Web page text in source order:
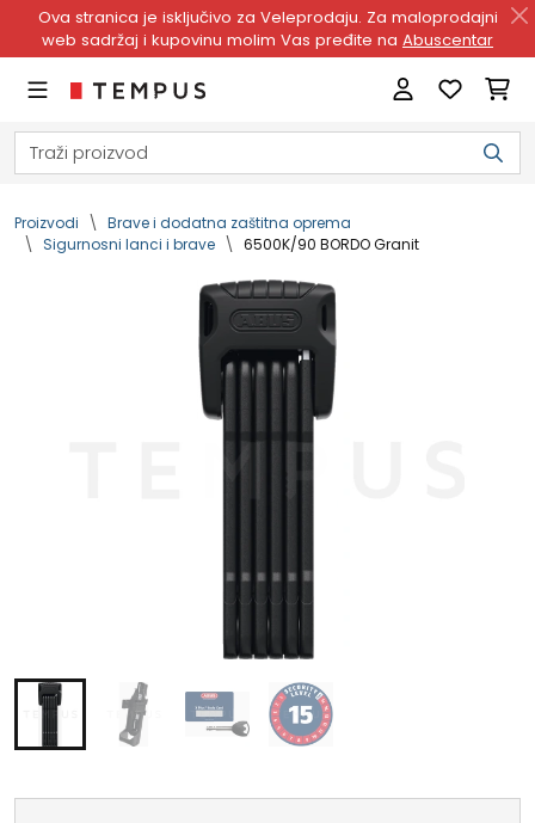
Ova stranica je isključivo za Veleprodaju. Za maloprodajni
web sadržaj i kupovinu molim Vas pređite na Abuscentar
Proizvodi
Brave i dodatna zaštitna oprema
Sigurnosni lanci i brave
6500K/90 BORDO Granit